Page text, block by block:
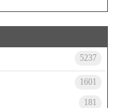
5237
1601
181